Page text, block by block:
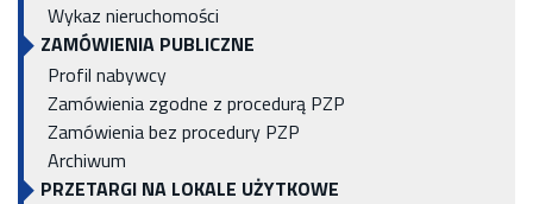
Wykaz nieruchomości
ZAMÓWIENIA PUBLICZNE
Profil nabywcy
Zamówienia zgodne z procedurą PZP
Zamówienia bez procedury PZP
Archiwum
PRZETARGI NA LOKALE UŻYTKOWE